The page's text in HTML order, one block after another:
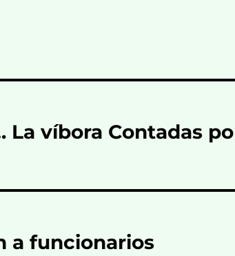
víbora Contadas
a funcionarios